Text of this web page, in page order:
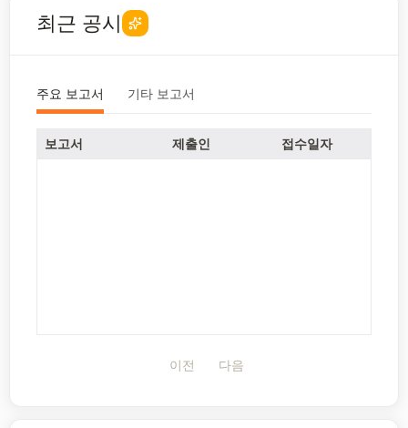
최근 공시
주요 보고서 기타 보고서
보고서 제출인 접수일자
이전 다음